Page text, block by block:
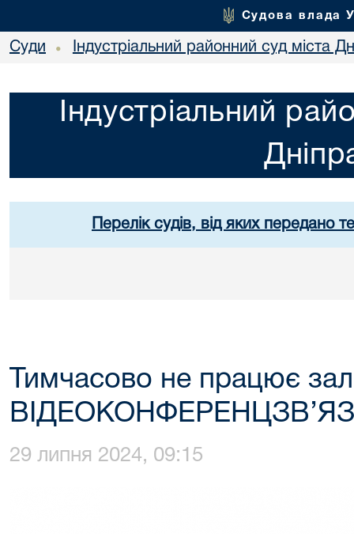
Судова влада
Суди • Індустріальний районний суд міста
Індустріальний
Перелік судів, від яких передано
Тимчасово не працює
29 липня 2024, 09:15